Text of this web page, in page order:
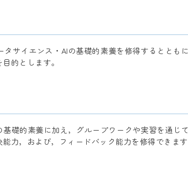
サイエンス・AIの基礎的素養を修得するととも
的とします。
礎的素養に加え，グループワークや実習を通じ
力，および，フィードバック能力を修得できます